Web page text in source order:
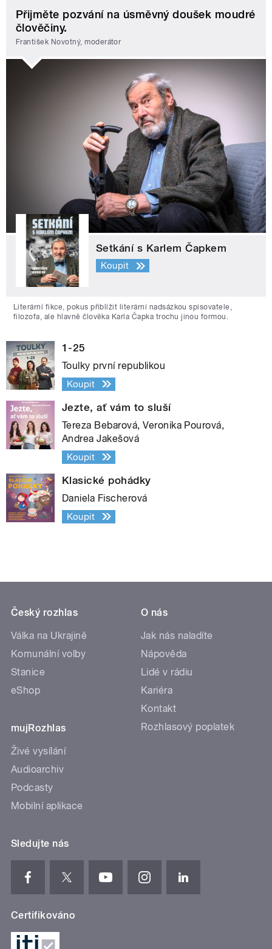
Přijměte pozvání na úsměvný doušek moudré
člověčiny.
František Novotný, moderátor
Setkání s Karlem Čapkem
Koupit
Literární fikce, pokus přiblížit literární nadsázkou spisovatele,
filozofa, ale hlavně člověka Karla Čapka trochu jinou formou.
1-25
Toulky první republikou
Koupit
Jezte, ať vám to sluší
Tereza Bebarová, Veronika Pourová,
Andrea Jakešová
Koupit
Klasické pohádky
Daniela Fischerová
Koupit
Český rozhlas
Válka na Ukrajině
Komunální volby
Stanice
eShop
mujRozhlas
Živé vysílání
Audioarchiv
Podcasty
Mobilní aplikace
O nás
Jak nás naladíte
Nápověda
Lidé v rádiu
Kariéra
Kontakt
Rozhlasový poplatek
Sledujte nás
Certifikováno